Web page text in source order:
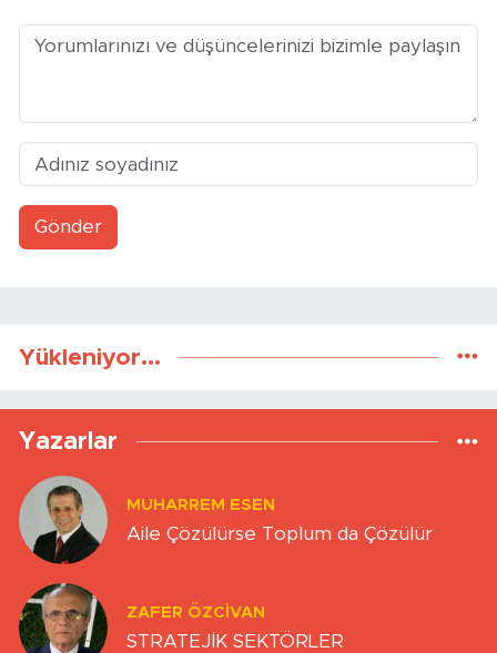
Gönder
Yükleniyor...
Yazarlar
MUHARREM ESEN
Aile Çözülürse Toplum da Çözülür
ZAFER ÖZCIVAN
STRATEJİK SEKTÖRLER